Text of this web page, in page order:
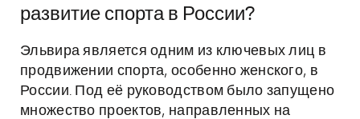
развитие спорта в России?
Эльвира является одним из ключевых лиц в
продвижении спорта, особенно женского, в
России. Под её руководством было запущено
множество проектов, направленных на